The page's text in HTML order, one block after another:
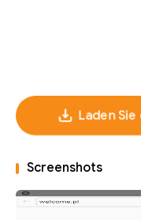
Laden
Screenshots